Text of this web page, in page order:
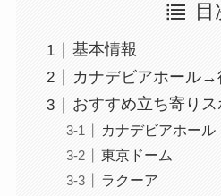
目
基本情報
カナデビアホール→
おすすめ立ち寄りス
カナデビアホール
東京ドーム
ラクーア